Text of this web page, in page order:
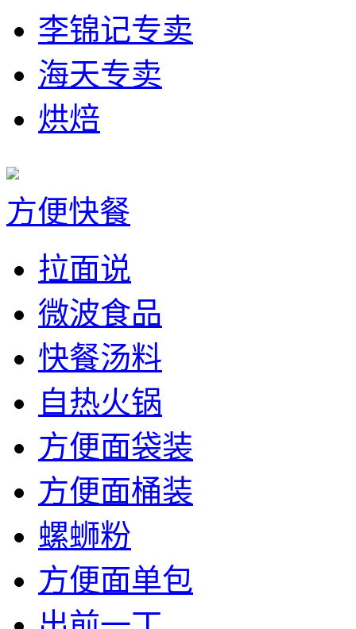
李锦记专卖
海天专卖
烘焙
方便快餐
拉面说
微波食品
快餐汤料
自热火锅
方便面袋装
方便面桶装
螺蛳粉
方便面单包